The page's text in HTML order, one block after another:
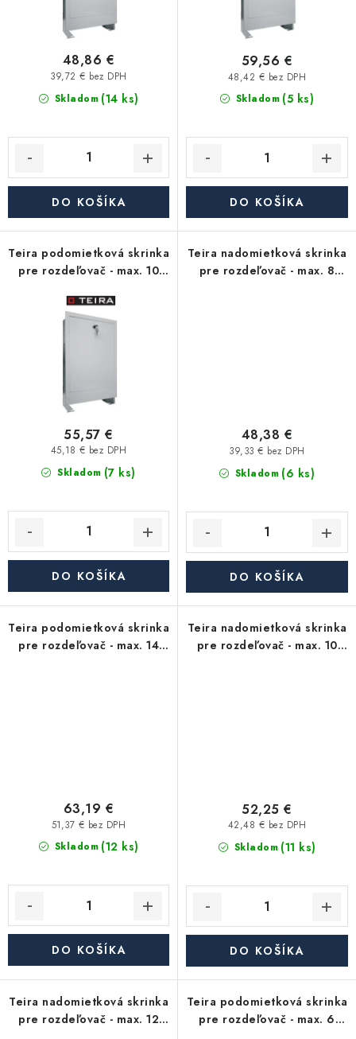
Kontakty Poštovné a doprava
Obchodné podmienky
Skladom (14 ks)
39,72 € bez DPH
48,86 €
DO KOŠÍKA
Skladom (5 ks)
48,42 € bez DPH
59,56 €
DO KOŠÍKA
Teira podomietková skrinka
pre rozdeľovač - max. 10
Skladom (7 ks)
45,18 € bez DPH
55,57 €
DO KOŠÍKA
Teira nadomietková skrinka
pre rozdeľovač - max. 8
Skladom (6 ks)
39,33 € bez DPH
48,38 €
DO KOŠÍKA
Teira podomietková skrinka
pre rozdeľovač - max. 14
Skladom (12 ks)
51,37 € bez DPH
63,19 €
DO KOŠÍKA
Teira nadomietková skrinka
pre rozdeľovač - max. 10
Skladom (11 ks)
42,48 € bez DPH
52,25 €
DO KOŠÍKA
Teira nadomietková skrinka
pre rozdeľovač - max. 12
Teira podomietková skrinka
pre rozdeľovač - max. 6